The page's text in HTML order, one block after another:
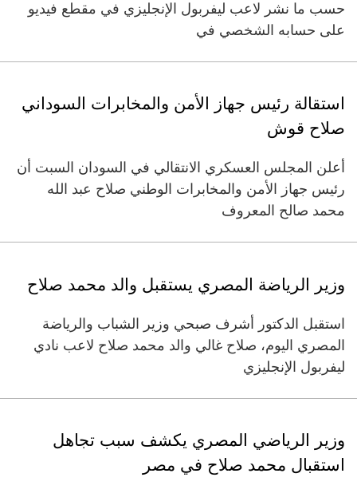
حسب ما نشر لاعب ليفربول الإنجليزي في مقطع فيديو
على حسابه الشخصي في
استقالة رئيس جهاز الأمن والمخابرات السوداني
صلاح قوش
أعلن المجلس العسكري الانتقالي في السودان السبت أن
رئيس جهاز الأمن والمخابرات الوطني صلاح عبد الله
محمد صالح المعروف
وزير الرياضة المصري يستقبل والد محمد صلاح
استقبل الدكتور أشرف صبحي وزير الشباب والرياضة
المصري اليوم، صلاح غالي والد محمد صلاح لاعب نادي
ليفربول الإنجليزي
وزير الرياضي المصري يكشف سبب تجاهل
استقبال محمد صلاح في مصر